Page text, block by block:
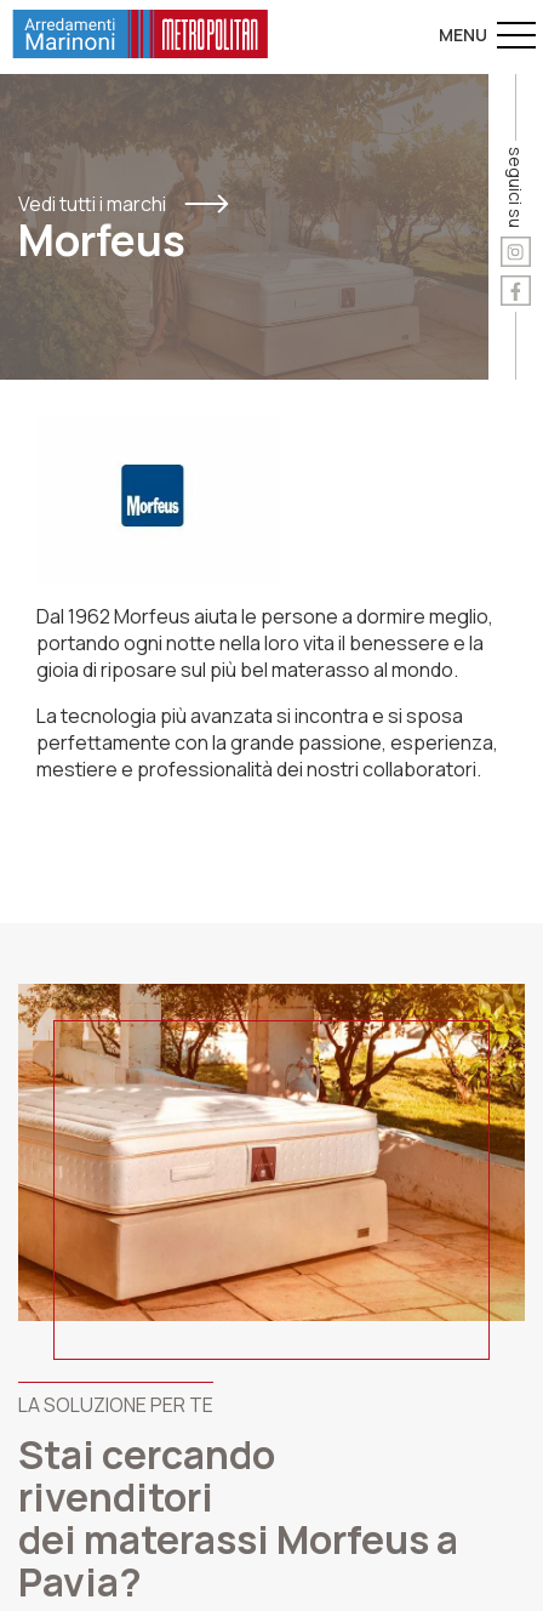
Vedi tutti i marchi
Morfeus
seguici su
Dal 1962 Morfeus aiuta le persone a dormire meglio,
portando ogni notte nella loro vita il benessere e la
gioia di riposare sul più bel materasso al mondo.
La tecnologia più avanzata si incontra e si sposa
perfettamente con la grande passione, esperienza,
mestiere e professionalità dei nostri collaboratori.
LA SOLUZIONE PER TE
Stai cercando
rivenditori
dei materassi Morfeus a
Pavia?